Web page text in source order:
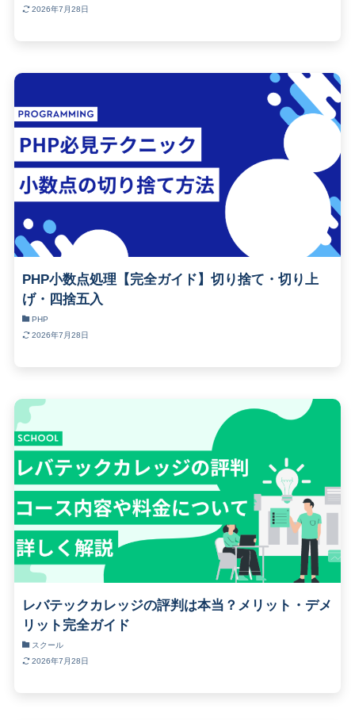
2026年7月28日
PHP小数点処理【完全ガイド】切り捨て・切り上
げ・四捨五入
2026年7月28日
PHP
レバテックカレッジの評判は本当？メリット・デメ
リット完全ガイド
2026年7月28日
スクール